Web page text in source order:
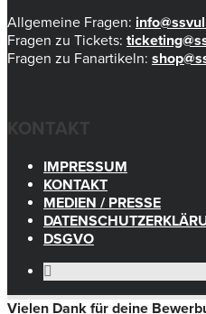
Allgemeine Fragen:
Fragen zu Tickets:
Fragen zu Fanartikeln:
KONTAKT
IMPRESSUM
KONTAKT
MEDIEN / PRESSE
DSGVO
Vielen Dank für deine